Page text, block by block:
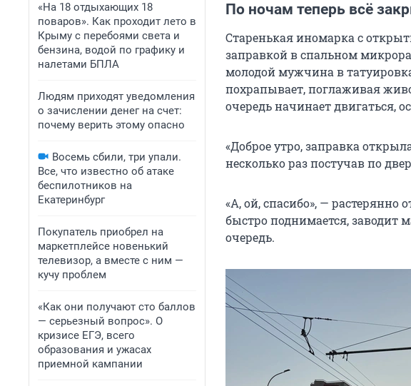
«На 18 отдыхающих 18
поваров». Как проходит лето в
Крыму с перебоями света и
бензина, водой по графику и
налетами БПЛА
Людям приходят уведомления
о зачислении денег на счет:
почему верить этому опасно
Восемь сбили, три упали.
Все, что известно об атаке
беспилотников на
Екатеринбург
Покупатель приобрел на
маркетплейсе новенький
телевизор, а вместе с ним —
кучу проблем
«Как они получают сто баллов
— серьезный вопрос». О
кризисе ЕГЭ, всего
образования и ужасах
приемной кампании
По ночам теперь всё
Старенькая иномарка с
заправкой в спальном
молодой мужчина в
похрапывает, поглаживая
очередь начинает двигаться,
«Доброе утро, заправка
несколько раз постучав по
«А, ой, спасибо», — растерянно
быстро поднимается, заводит
очередь.